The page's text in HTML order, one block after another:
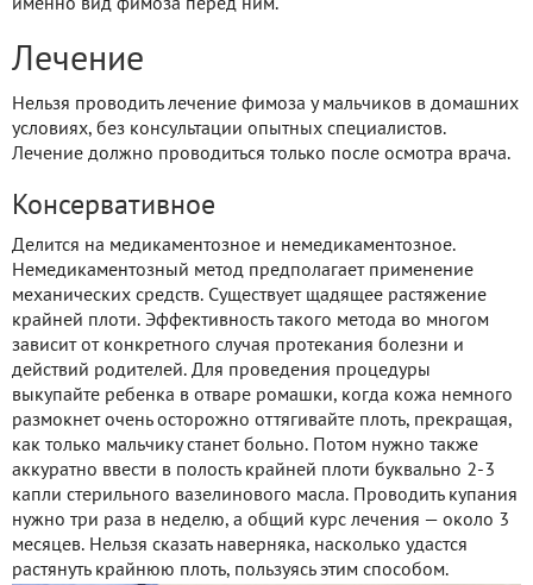
именно вид фимоза перед ним.
Лечение
Нельзя проводить лечение фимоза у мальчиков в домашних
условиях, без консультации опытных специалистов.
Лечение должно проводиться только после осмотра врача.
Консервативное
Делится на медикаментозное и немедикаментозное.
Немедикаментозный метод предполагает применение
механических средств. Существует щадящее растяжение
крайней плоти. Эффективность такого метода во многом
зависит от конкретного случая протекания болезни и
действий родителей. Для проведения процедуры
выкупайте ребенка в отваре ромашки, когда кожа немного
размокнет очень осторожно оттягивайте плоть, прекращая,
как только мальчику станет больно. Потом нужно также
аккуратно ввести в полость крайней плоти буквально 2-3
капли стерильного вазелинового масла. Проводить купания
нужно три раза в неделю, а общий курс лечения — около 3
месяцев. Нельзя сказать наверняка, насколько удастся
растянуть крайнюю плоть, пользуясь этим способом.